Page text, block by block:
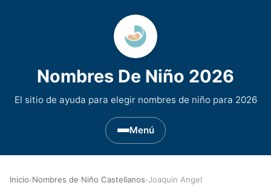
Nombres De Niño 2026
El sitio de ayuda para elegir nombres de niño para 2026
Menú
Inicio›Nombres de Niño Castellanos›Joaquin Angel